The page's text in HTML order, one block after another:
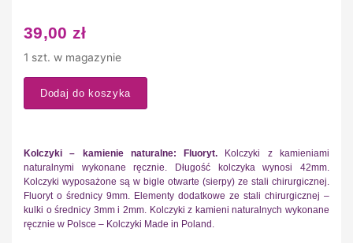
39,00 zł
1 szt. w magazynie
Dodaj do koszyka
Kolczyki – kamienie naturalne: Fluoryt. Kolczyki z kamieniami
naturalnymi wykonane ręcznie. Długość kolczyka wynosi 42mm.
Kolczyki wyposażone są w bigle otwarte (sierpy) ze stali chirurgicznej.
Fluoryt o średnicy 9mm. Elementy dodatkowe ze stali chirurgicznej –
kulki o średnicy 3mm i 2mm. Kolczyki z kamieni naturalnych wykonane
ręcznie w Polsce – Kolczyki Made in Poland.